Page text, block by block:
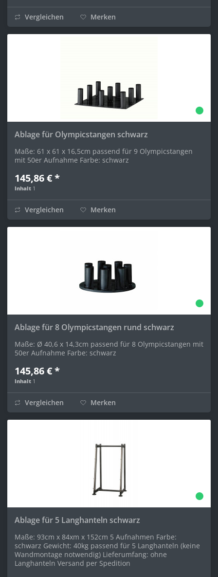
Vergleichen Merken
Ablage für Olympicstangen schwarz
Maße: 61 x 61 x 16,5cm passend für 9 Olympicstangen
mit 50er Aufnahme Farbe: schwarz
145,86 € *
Inhalt 1
Vergleichen Merken
Ablage für 8 Olympicstangen rund schwarz
Maße: Ø 40,6 x 14,3cm passend für 8 Olympicstangen mit
50er Aufnahme Farbe: schwarz
145,86 € *
Inhalt 1
Vergleichen Merken
Ablage für 5 Langhanteln schwarz
Maße: 93cm x 84xm x 152cm 5 Aufnahmen Farbe:
schwarz Gewicht: 40kg passend für 5 Langhanteln (keine
Wandmontage notwendig) Lieferumfang: ohne
Langhanteln Versand per Spedition